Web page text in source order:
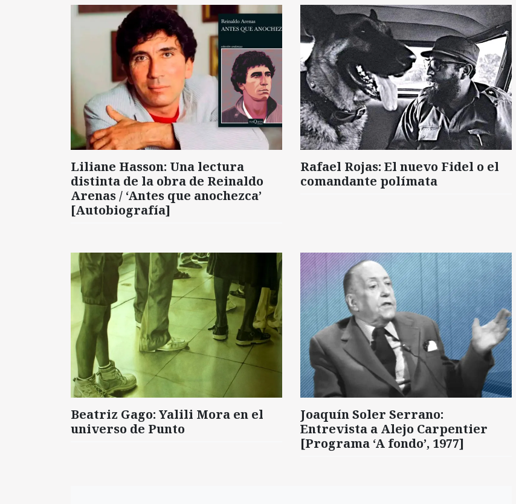
Liliane Hasson: Una lectura
distinta de la obra de Reinaldo
Arenas / ‘Antes que anochezca’
[Autobiografía]
Rafael Rojas: El nuevo Fidel o el
comandante polímata
Beatriz Gago: Yalili Mora en el
universo de Punto
Joaquín Soler Serrano:
Entrevista a Alejo Carpentier
[Programa ‘A fondo’, 1977]